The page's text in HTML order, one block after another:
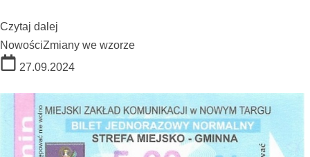
Czytaj dalej
NowościZmiany we wzorze
27.09.2024